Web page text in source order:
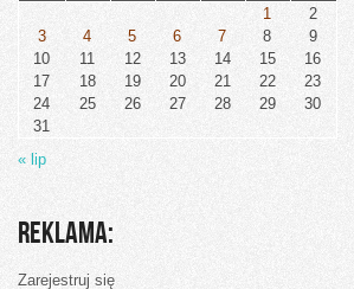
1
2
3
4 5 6 7 8
9
10
11 12 13 14 15
16
17
18 19 20 21 22
23
24
25 26 27 28 29
30
31
« lip
Reklama:
Zarejestruj się